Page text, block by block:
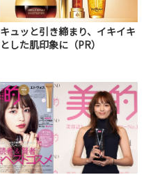
キュッと引き締まり、イキイキ
とした肌印象に（PR）